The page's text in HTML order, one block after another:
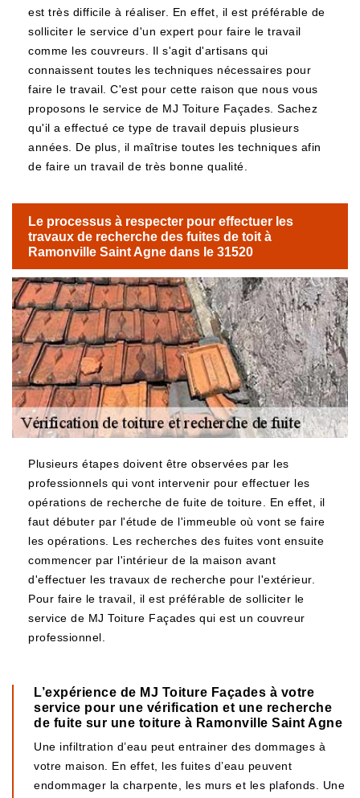
est très difficile à réaliser. En effet, il est préférable de
solliciter le service d'un expert pour faire le travail
comme les couvreurs. Il s'agit d'artisans qui
connaissent toutes les techniques nécessaires pour
faire le travail. C'est pour cette raison que nous vous
proposons le service de MJ Toiture Façades. Sachez
qu'il a effectué ce type de travail depuis plusieurs
années. De plus, il maîtrise toutes les techniques afin
de faire un travail de très bonne qualité.
Le processus à respecter pour effectuer les
travaux de recherche des fuites de toit à
Ramonville Saint Agne dans le 31520
Plusieurs étapes doivent être observées par les
professionnels qui vont intervenir pour effectuer les
opérations de recherche de fuite de toiture. En effet, il
faut débuter par l'étude de l'immeuble où vont se faire
les opérations. Les recherches des fuites vont ensuite
commencer par l'intérieur de la maison avant
d'effectuer les travaux de recherche pour l'extérieur.
Pour faire le travail, il est préférable de solliciter le
service de MJ Toiture Façades qui est un couvreur
professionnel.
L’expérience de MJ Toiture Façades à votre
service pour une vérification et une recherche
de fuite sur une toiture à Ramonville Saint Agne
Une infiltration d’eau peut entrainer des dommages à
votre maison. En effet, les fuites d’eau peuvent
endommager la charpente, les murs et les plafonds. Une